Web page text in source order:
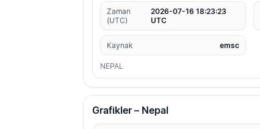
Zaman
(UTC)
2026-07-16 18:23:23
UTC
Kaynak emsc
NEPAL
Grafikler – Nepal